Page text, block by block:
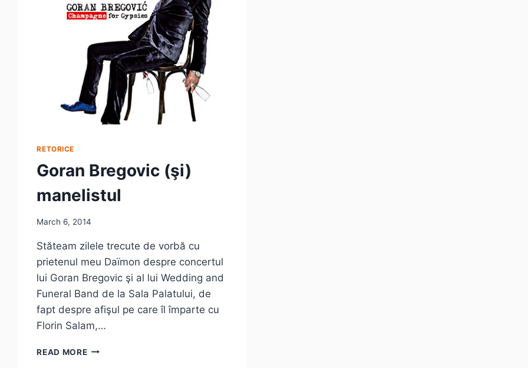
RETORICE
Goran Bregovic (şi)
manelistul
March 6, 2014
Stăteam zilele trecute de vorbă cu
prietenul meu Daïmon despre concertul
lui Goran Bregovic şi al lui Wedding and
Funeral Band de la Sala Palatului, de
fapt despre afişul pe care îl împarte cu
Florin Salam,…
READ MOREGORAN